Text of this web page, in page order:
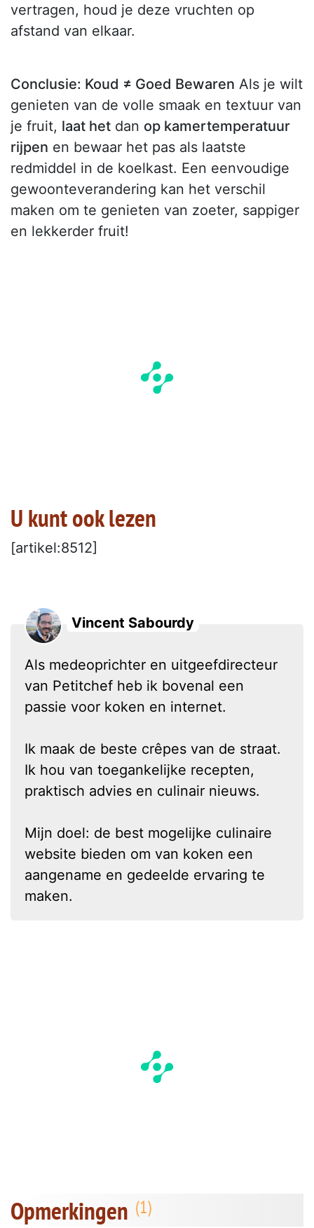
vertragen, houd je deze vruchten op
afstand van elkaar.
Conclusie: Koud ≠ Goed Bewaren Als je wilt
genieten van de volle smaak en textuur van
je fruit, laat het dan op kamertemperatuur
rijpen en bewaar het pas als laatste
redmiddel in de koelkast. Een eenvoudige
gewoonteverandering kan het verschil
maken om te genieten van zoeter, sappiger
en lekkerder fruit!
U kunt ook lezen
[artikel:8512]
Vincent Sabourdy
Als medeoprichter en uitgeefdirecteur
van Petitchef heb ik bovenal een
passie voor koken en internet.
Ik maak de beste crêpes van de straat.
Ik hou van toegankelijke recepten,
praktisch advies en culinair nieuws.
Mijn doel: de best mogelijke culinaire
website bieden om van koken een
aangename en gedeelde ervaring te
maken.
Opmerkingen